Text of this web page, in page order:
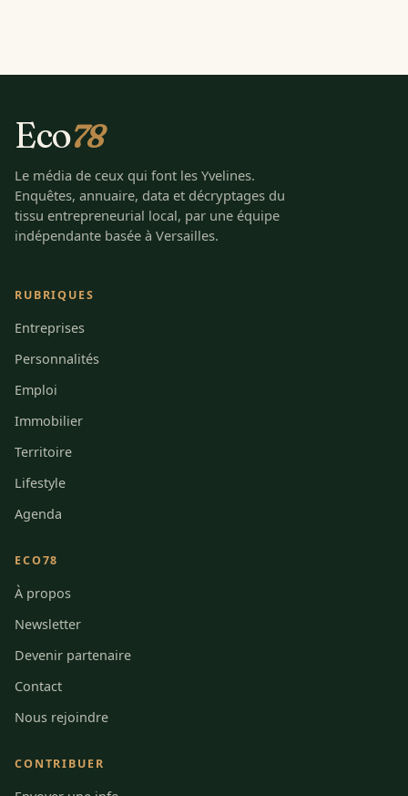
Eco78
Le média de ceux qui font les Yvelines.
Enquêtes, annuaire, data et décryptages du
tissu entrepreneurial local, par une équipe
indépendante basée à Versailles.
RUBRIQUES
Entreprises
Personnalités
Emploi
Immobilier
Territoire
Lifestyle
Agenda
ECO78
À propos
Newsletter
Devenir partenaire
Contact
Nous rejoindre
CONTRIBUER